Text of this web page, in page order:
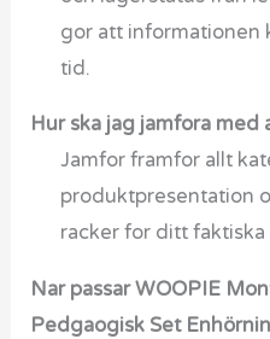
gor att informationen
tid.
Hur ska jag jamfora med
Jamfor framfor allt
produktpresentation
racker for ditt
Nar passar WOOPIE
Pedgaogisk Set